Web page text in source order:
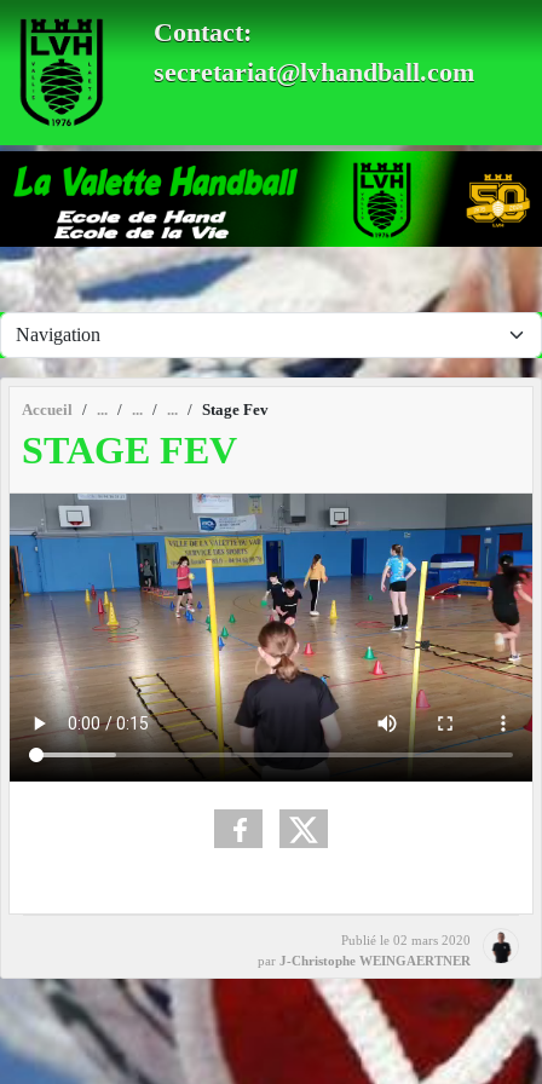
Contact:
secretariat@lvhandball.com
Accueil Stage Fev
STAGE FEV
Publié le 02 mars 2020
par J-Christophe WEINGAERTNER
Panneau de gestion des cookies